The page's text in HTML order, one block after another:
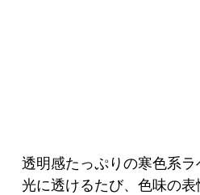
透明感たっぷりの寒色系
光に透けるたび、色味の表